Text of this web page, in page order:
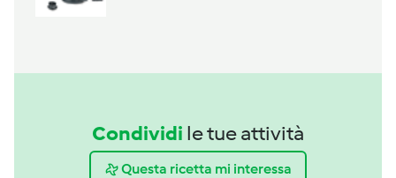
Condividi le tue attività
Questa ricetta mi interessa